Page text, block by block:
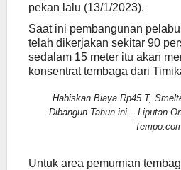
pekan lalu (13/1/2023).
Saat ini pembangunan
telah dikerjakan sekitar 90
sedalam 15 meter itu akan
konsentrat tembaga dari
Habiskan Biaya Rp45 T,
Dibangun Tahun ini – Liputan
Untuk area pemurnian